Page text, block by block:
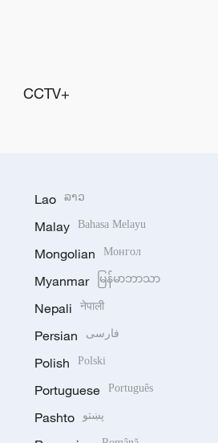
CCTV+
Lao ລາວ
Malay Bahasa Melayu
Mongolian Монгол
Myanmar မြန်မာဘာသာ
Nepali नेपाली
Persian فارسی
Polish Polski
Portuguese Português
Pashto پښتو